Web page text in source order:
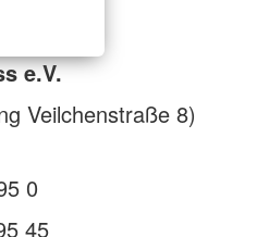
e.V.
Veilchenstraße 8)
0
45